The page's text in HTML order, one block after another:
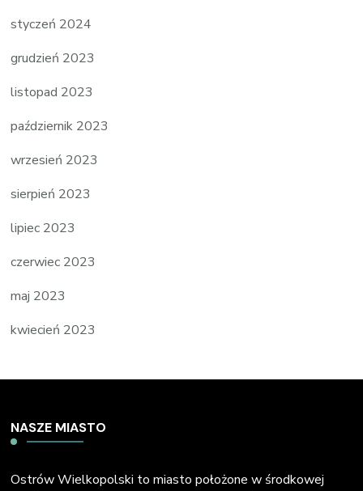
styczeń 2024
grudzień 2023
listopad 2023
październik 2023
wrzesień 2023
sierpień 2023
lipiec 2023
czerwiec 2023
maj 2023
kwiecień 2023
NASZE MIASTO
Ostrów Wielkopolski to miasto położone w środkowej